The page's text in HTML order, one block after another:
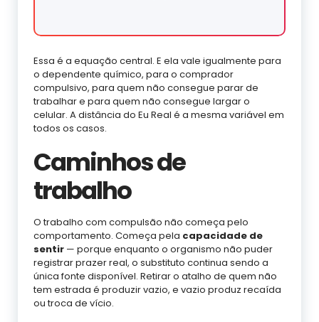
Essa é a equação central. E ela vale igualmente para
o dependente químico, para o comprador
compulsivo, para quem não consegue parar de
trabalhar e para quem não consegue largar o
celular. A distância do Eu Real é a mesma variável em
todos os casos.
Caminhos de
trabalho
O trabalho com compulsão não começa pelo
comportamento. Começa pela capacidade de
sentir — porque enquanto o organismo não puder
registrar prazer real, o substituto continua sendo a
única fonte disponível. Retirar o atalho de quem não
tem estrada é produzir vazio, e vazio produz recaída
ou troca de vício.